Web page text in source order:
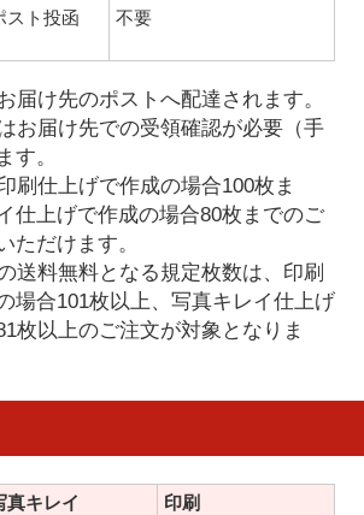
スト投函 不要
届け先のポストへ配達されます。
お届け先での受領確認が必要（手
す。
刷仕上げで作成の場合100枚ま
仕上げで作成の場合80枚までのご
ただけます。
送料無料となる規定枚数は、印刷
場合101枚以上、写真キレイ仕上げ
枚以上のご注文が対象となりま
真キレイ
印刷